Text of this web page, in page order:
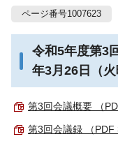
ページ番号1007623
令和5年度第3
年3月26日（火
第3回会議概要 （
第3回会議録 （PDF